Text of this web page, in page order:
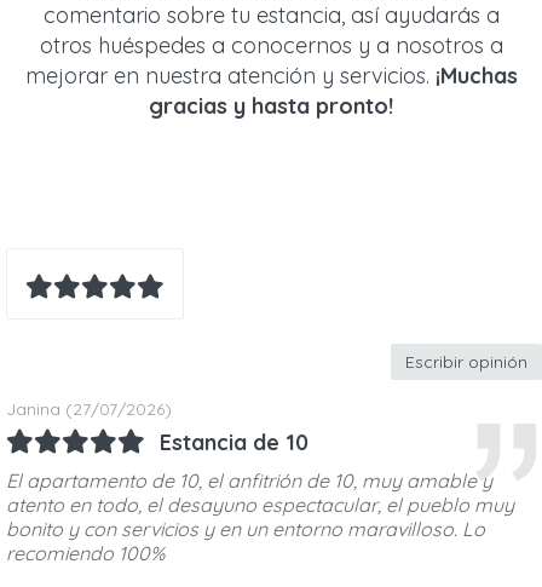
comentario sobre tu estancia, así ayudarás a
otros huéspedes a conocernos y a nosotros a
mejorar en nuestra atención y servicios. ¡Muchas
gracias y hasta pronto!
Escribir opinión
Janina (27/07/2026)
Estancia de 10
El apartamento de 10, el anfitrión de 10, muy amable y
atento en todo, el desayuno espectacular, el pueblo muy
bonito y con servicios y en un entorno maravilloso. Lo
recomiendo 100%